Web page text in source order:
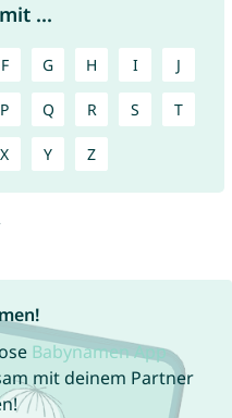
...
F G H I J
P Q R S T
X Y Z
Babynamen App
mit deinem Partner